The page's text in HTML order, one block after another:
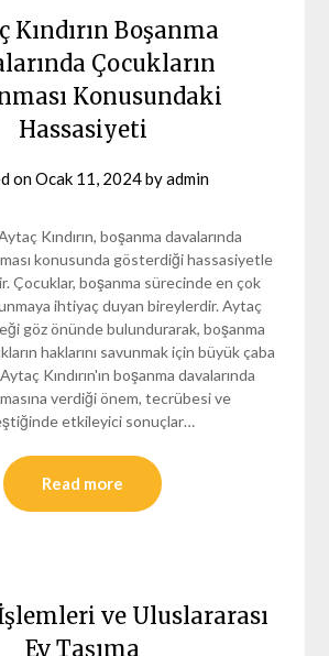
Kındırın Boşanma
Çocukların
Konusundaki
Hassasiyeti
onOcak 11, 2024byadmin
Kındırın, boşanma davalarında
konusunda gösterdiği hassasiyetle
Çocuklar, boşanma sürecinde en çok
ihtiyaç duyan bireylerdir. Aytaç
göz önünde bulundurarak, boşanma
haklarını savunmak için büyük çaba
Kındırın'ın boşanma davalarında
verdiği önem, tecrübesi ve
etkileyici sonuçlar…
Read more
ve Uluslararası
Ev Taşıma